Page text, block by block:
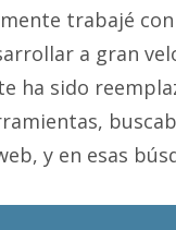
trabajé
a gran
ha sido
y en esas